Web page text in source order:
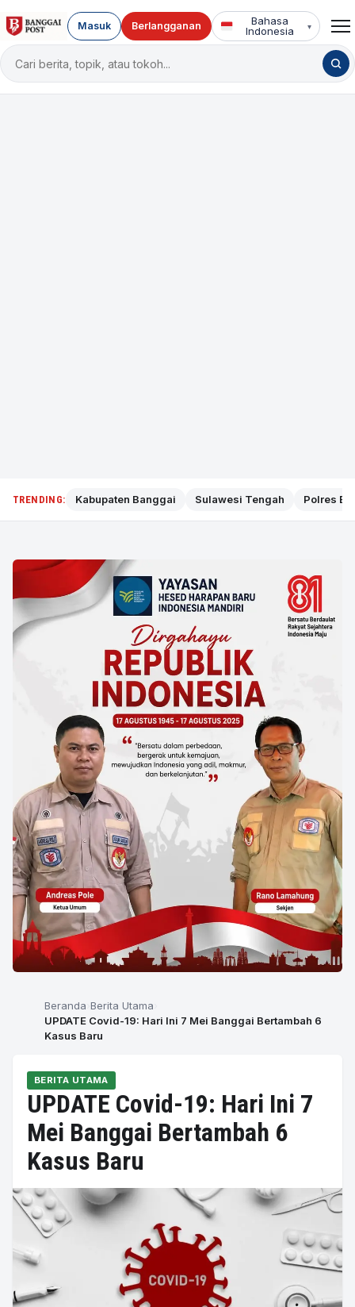
Cari
berita
Masuk Berlangganan
Bahasa
Indonesia
▾
TRENDING: Kabupaten Banggai Sulawesi Tengah Polres
Beranda Berita Utama
UPDATE Covid-19: Hari Ini 7 Mei Banggai Bertambah 6
Kasus Baru
BERITA UTAMA
UPDATE Covid-19: Hari Ini 7
Mei Banggai Bertambah 6
Kasus Baru